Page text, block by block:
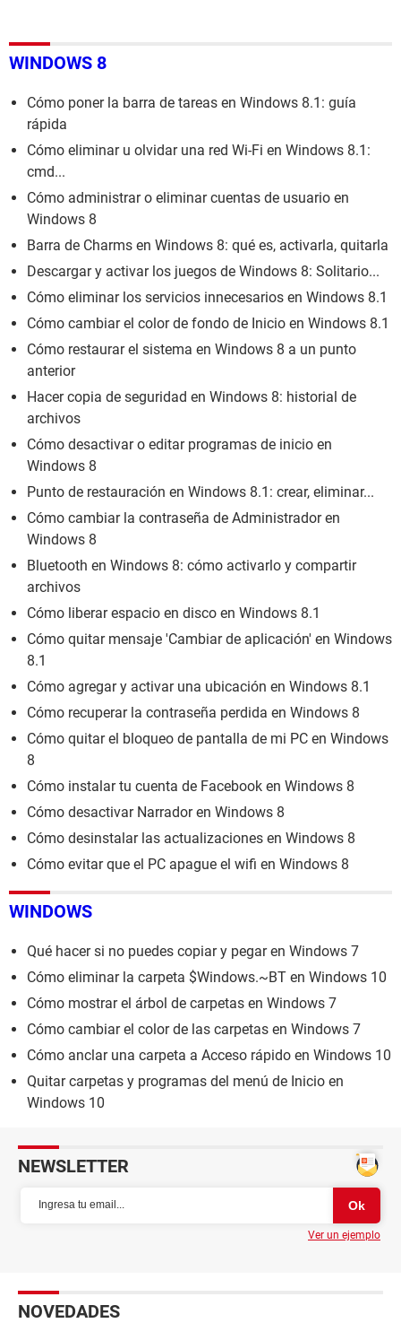
WINDOWS 8
Cómo poner la barra de tareas en Windows 8.1: guía
rápida
Cómo eliminar u olvidar una red Wi-Fi en Windows 8.1:
cmd...
Cómo administrar o eliminar cuentas de usuario en
Windows 8
Barra de Charms en Windows 8: qué es, activarla, quitarla
Descargar y activar los juegos de Windows 8: Solitario...
Cómo eliminar los servicios innecesarios en Windows 8.1
Cómo cambiar el color de fondo de Inicio en Windows 8.1
Cómo restaurar el sistema en Windows 8 a un punto
anterior
Hacer copia de seguridad en Windows 8: historial de
archivos
Cómo desactivar o editar programas de inicio en
Windows 8
Punto de restauración en Windows 8.1: crear, eliminar...
Cómo cambiar la contraseña de Administrador en
Windows 8
Bluetooth en Windows 8: cómo activarlo y compartir
archivos
Cómo liberar espacio en disco en Windows 8.1
Cómo quitar mensaje 'Cambiar de aplicación' en Windows
8.1
Cómo agregar y activar una ubicación en Windows 8.1
Cómo recuperar la contraseña perdida en Windows 8
Cómo quitar el bloqueo de pantalla de mi PC en Windows
8
Cómo instalar tu cuenta de Facebook en Windows 8
Cómo desactivar Narrador en Windows 8
Cómo desinstalar las actualizaciones en Windows 8
Cómo evitar que el PC apague el wifi en Windows 8
WINDOWS
Qué hacer si no puedes copiar y pegar en Windows 7
Cómo eliminar la carpeta $Windows.~BT en Windows 10
Cómo mostrar el árbol de carpetas en Windows 7
Cómo cambiar el color de las carpetas en Windows 7
Cómo anclar una carpeta a Acceso rápido en Windows 10
Quitar carpetas y programas del menú de Inicio en
Windows 10
NEWSLETTER
Ver un ejemplo
NOVEDADES